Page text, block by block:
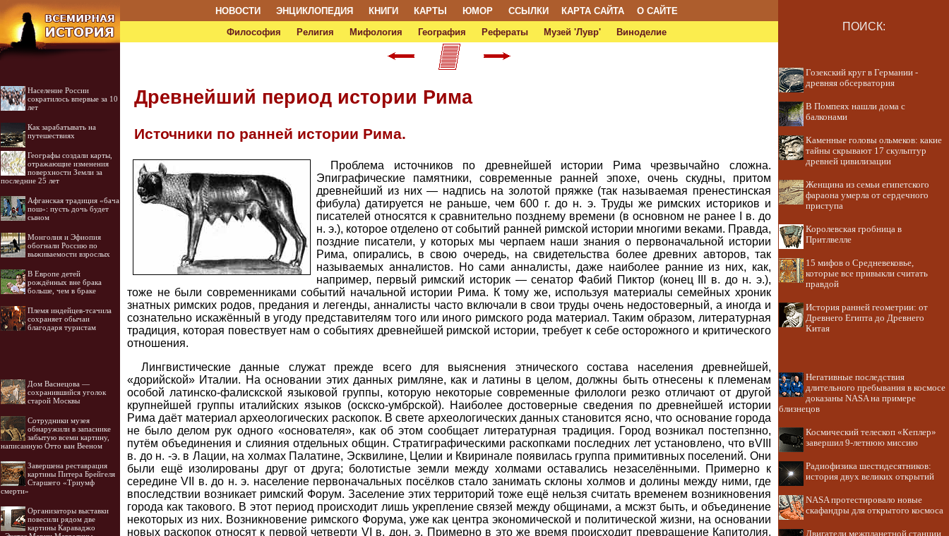
НОВОСТИ ЭНЦИКЛОПЕДИЯ КНИГИ КАРТЫ ЮМОР ССЫЛКИ КАРТА САЙТА
О САЙТЕ
Философия
Религия Мифология География Рефераты Музей 'Лувр' Виноделие ПОИСК:
Население России
сократилось впервые за 10
лет
Как зарабатывать на
путешествиях
Географы создали карты,
отражающие изменения
поверхности Земли за
последние 25 лет
Афганская традиция «бача
пош»: пусть дочь будет
сыном
Монголия и Эфиопия
обогнали Россию по
выживаемости взрослых
В Европе детей
рождённых вне брака
больше, чем в браке
Племя индейцев-тсачила
сохраняет обычаи
благодаря туристам
Дом Васнецова —
сохранившийся уголок
старой Москвы
Cотрудники музея
обнаружили в запаснике
забытую всеми картину,
написанную Отто ван Вееном
Завершена реставрация
картины Питера Брейгеля
Старшего «Триумф
смерти»
Организаторы выставки
повесили рядом две
картины Караваджо
Древнейший период истории Рима
Источники по ранней истории Рима.
Проблема источников по древнейшей истории Рима чрезвычайно сложна.
Эпиграфические памятники, современные ранней эпохе, очень скудны, притом
древнейший из них — надпись на золотой пряжке (так называемая пренестинская
фибула) датируется не раньше, чем 600 г. до н. э. Труды же римских историков и
писателей относятся к сравнительно позднему времени (в основном не ранее I в. до
н. э.), которое отделено от событий ранней римской истории многими веками. Правда,
поздние писатели, у которых мы черпаем наши знания о первоначальной истории
Рима, опирались, в свою очередь, на свидетельства более древних авторов, так
называемых анналистов. Но сами анналисты, даже наиболее ранние из них, как,
например, первый римский историк — сенатор Фабий Пиктор (конец III в. до н. э.),
тоже не были современниками событий начальной истории Рима. К тому же, используя материалы семейных хроник
знатных римских родов, предания и легенды, анналисты часто включали в свои труды очень недостоверный, а иногда и
сознательно искажённый в угоду представителям того или иного римского рода материал. Таким образом, литературная
традиция, которая повествует нам о событиях древнейшей римской истории, требует к себе осторожного и критического
отношения.
Лингвистические данные служат прежде всего для выяснения этнического состава населения древнейшей,
«дорийской» Италии. На основании этих данных римляне, как и латины в целом, должны быть отнесены к племенам
особой латинско-фалискской языковой группы, которую некоторые современные филологи резко отличают от другой
крупнейшей группы италийских языков (оскско-умбрской). Наиболее достоверные сведения по древнейшей истории
Рима даёт материал археологических раскопок. В свете археологических данных становится ясно, что основание города
не было делом рук одного «основателя», как об этом сообщает литературная традиция. Город возникал постепзнно,
путём объединения и слияния отдельных общин. Стратиграфическими раскопками последних лет установлено, что вVIII
в. до н. -э. в Лации, на холмах Палатине, Эсквилине, Целии и Квиринале появилась группа примитивных поселений. Они
были ещё изолированы друг от друга; болотистые земли между холмами оставались незаселёнными. Примерно к
середине VII в. до н. э. население первоначальных посёлков стало занимать склоны холмов и долины между ними, где
впоследствии возникает римский Форум. Заселение этих территорий тоже ещё нельзя считать временем возникновения
города как такового. В этот период происходит лишь укрепление связей между общинами, а мсжзт быть, и объединение
некоторых из них. Возникновение римского Форума, уже как центра экономической и политической жизни, на основании
новых раскопок относят к первой четверти VI в. дон. э. Примерно в это же время происходит превращение Капитолия,
Гозекский круг в Германии -
древняя обсерватория
В Помпеях нашли дома с
балконами
Каменные головы ольмеков: какие
тайны скрывают 17 скульптур
древней цивилизации
Женщина из семьи египетского
фараона умерла от сердечного
приступа
Королевская гробница в
Притлвелле
15 мифов о Средневековье,
которые все привыкли считать
правдой
История ранней геометрии: от
Древнего Египта до Древнего
Китая
Негативные последствия
длительного пребывания в космосе
доказаны NASA на примере
близнецов
Космический телескоп «Кеплер»
завершил 9-летнюю миссию
Радиофизика шестидесятников:
история двух великих открытий
NASA протестировало новые
скафандры для открытого космоса
Двигатели межпланетной станции